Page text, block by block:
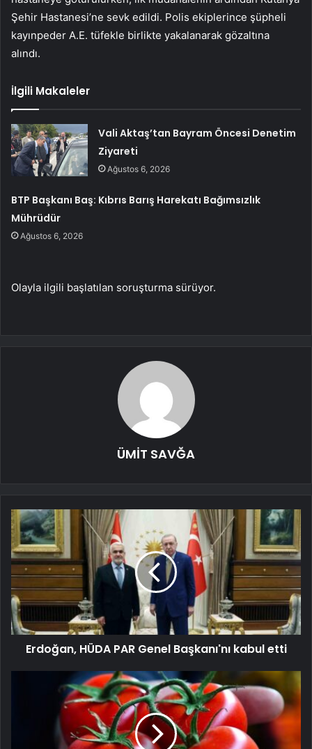
Şehir Hastanesi’ne sevk edildi. Polis ekiplerince şüpheli
kayınpeder A.E. tüfekle birlikte yakalanarak gözaltına
alındı.
İlgili Makaleler
Vali Aktaş’tan Bayram Öncesi Denetim
Ziyareti
Ağustos 6, 2026
BTP Başkanı Baş: Kıbrıs Barış Harekatı Bağımsızlık
Mührüdür
Ağustos 6, 2026
Olayla ilgili başlatılan soruşturma sürüyor.
ÜMİT SAVĞA
Erdoğan, HÜDA PAR Genel Başkanı'nı kabul etti